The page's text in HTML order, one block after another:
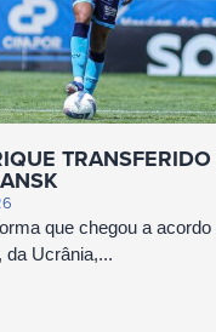
que chegou a
da Ucrânia,...